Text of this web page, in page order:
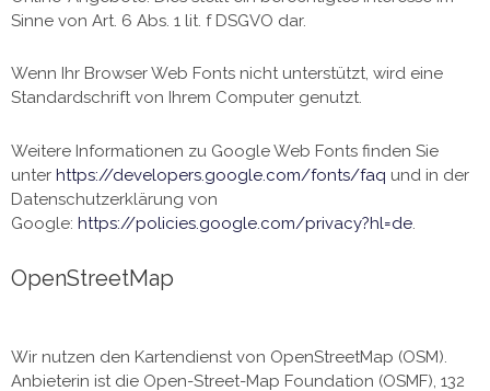
Sinne von Art. 6 Abs. 1 lit. f DSGVO dar.
Wenn Ihr Browser Web Fonts nicht unterstützt, wird eine
Standardschrift von Ihrem Computer genutzt.
Weitere Informationen zu Google Web Fonts finden Sie
unter https://developers.google.com/fonts/faq und in der
Datenschutzerklärung von
Google: https://policies.google.com/privacy?hl=de
OpenStreetMap
Wir nutzen den Kartendienst von OpenStreetMap (OSM).
Anbieterin ist die Open-Street-Map Foundation (OSMF), 132